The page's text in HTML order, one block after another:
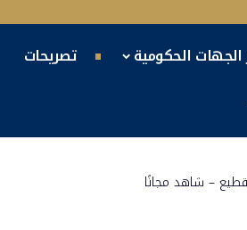
الجهات الحكومية
تصريحات
– شاهد مجانًا